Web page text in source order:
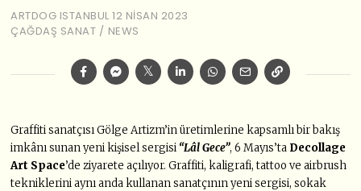
ARTDOG ISTANBUL 12 NISAN 2023
ÇAĞDAŞ SANAT / NEWS
Graffiti sanatçısı Gölge Artizm’in üretimlerine kapsamlı bir bakış
imkânı sunan yeni kişisel sergisi “Lâl Gece”, 6 Mayıs’ta Decollage
Art Space’de ziyarete açılıyor. Graffiti, kaligrafi, tattoo ve airbrush
tekniklerini aynı anda kullanan sanatçının yeni sergisi, sokak